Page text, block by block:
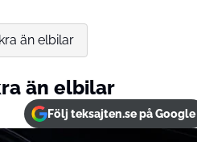
än elbilar
än elbilar
Följ teksajten.se på Google